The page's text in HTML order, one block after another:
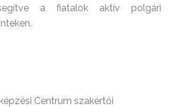
a fiatalok aktív polgári
Centrum szakértői